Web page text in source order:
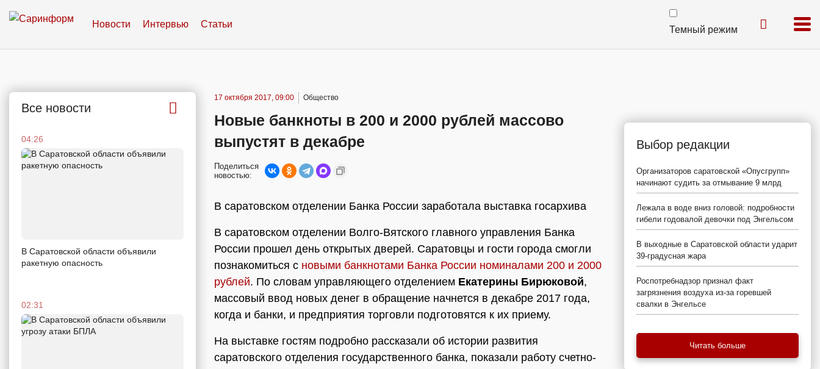
Новости Интервью Статьи
Темный режим
Все новости
04:26
В Саратовской области объявили
ракетную опасность
02:31
17 октября 2017, 09:00 Общество
Новые банкноты в 200 и 2000 рублей массово
выпустят в декабре
Поделиться
новостью:
В саратовском отделении Банка России заработала выставка госархива
В саратовском отделении Волго-Вятского главного управления Банка
России прошел день открытых дверей. Саратовцы и гости города смогли
познакомиться с новыми банкнотами Банка России номиналами 200 и 2000
рублей. По словам управляющего отделением Екатерины Бирюковой,
массовый ввод новых денег в обращение начнется в декабре 2017 года,
когда и банки, и предприятия торговли подготовятся к их приему.
На выставке гостям подробно рассказали об истории развития
саратовского отделения государственного банка, показали работу счетно-
Выбор редакции
Организаторов саратовской «Опусгрупп»
начинают судить за отмывание 9 млрд
Лежала в воде вниз головой: подробности
гибели годовалой девочки под Энгельсом
В выходные в Саратовской области ударит
39-градусная жара
Роспотребнадзор признал факт
загрязнения воздуха из-за горевшей
свалки в Энгельсе
Читать больше